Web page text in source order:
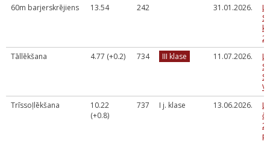
60m barjerskrējiens
13.54 242 31.01.2026.
Tāllēkšana
4.77 (+0.2) 734 III klase 11.07.2026.
Trīssoļlēkšana
10.22
(+0.8)
737 I j. klase 13.06.2026.